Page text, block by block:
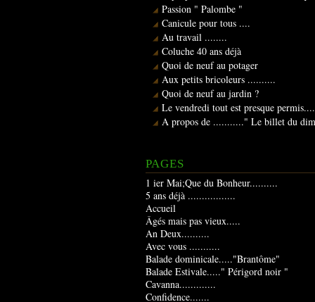
Passion " Palombe "
Canicule pour tous ....
Au travail ........
Coluche 40 ans déjà
Quoi de neuf au potager
Aux petits bricoleurs ..........
Quoi de neuf au jardin ?
Le vendredi tout est presque
A propos de ..........." Le billet du
PAGES
1 ier Mai;Que du Bonheur..........
5 ans déjà .................
Accueil
Âgés mais pas vieux.....
An Deux..........
Avec vous ...........
Balade dominicale....."Brantôme"
Balade Estivale....." Périgord noir "
Cavanna.............
Confidence.......